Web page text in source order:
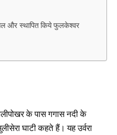
और स्थापित किये फुलकेश्वर
के पास गगास नदी के
घाटी कहते हैं। यह उर्वरा